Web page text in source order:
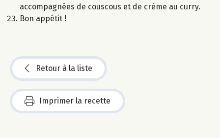
accompagnées de couscous et de crème au curry.
Bon appétit !
Retour à la liste
Imprimer la recette